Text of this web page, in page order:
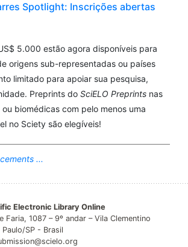
Spotlight: Inscrições abertas
5.000 estão agora disponíveis para
origens sub-representadas ou países
limitado para apoiar sua pesquisa,
Preprints do SciELO Preprints nas
biomédicas com pelo menos uma
no Sciety são elegíveis!
...
Electronic Library Online
Faria, 1087 – 9º andar – Vila Clementino
SP - Brasil